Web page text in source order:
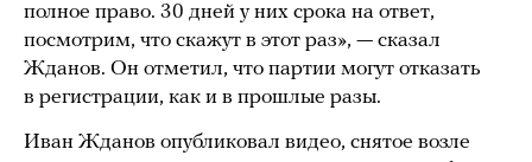
полное право. 30 дней у них срока на ответ,
посмотрим, что скажут в этот раз», — сказал
Жданов. Он отметил, что партии могут отказать
в регистрации, как и в прошлые разы.
Иван Жданов опубликовал видео, снятое возле